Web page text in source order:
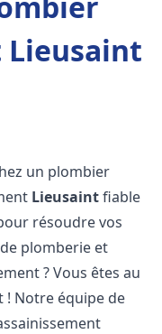
Lieusaint
un plombier
Lieusaintfiable
résoudre vos
plomberie et
? Vous êtes au
! Notre équipe de